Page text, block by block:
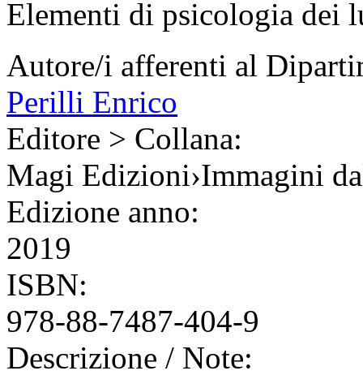
Elementi di psicologia dei
Autore/i afferenti al
Perilli Enrico
Editore > Collana:
Magi Edizioni›Immagini
Edizione anno:
2019
ISBN:
978-88-7487-404-9
Descrizione / Note: